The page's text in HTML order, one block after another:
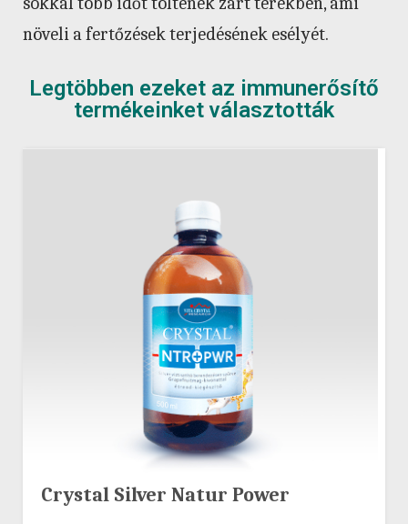
növeli a fertőzések terjedésének esélyét.
Legtöbben ezeket az immunerősítő
termékeinket választották
Crystal Silver Natur Power